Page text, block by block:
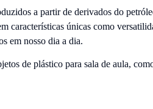
a partir de derivados do
características únicas como
em nosso dia a dia.
de plástico para sala de aula,